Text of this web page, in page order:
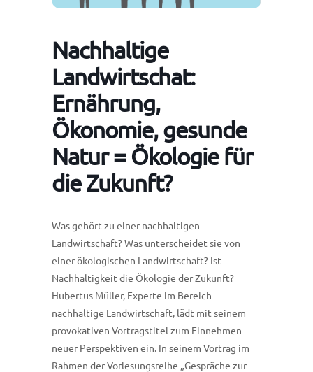
Nachhaltige
Landwirtschat:
Ernährung,
Ökonomie, gesunde
Natur = Ökologie für
die Zukunft?
Was gehört zu einer nachhaltigen
Landwirtschaft? Was unterscheidet sie von
einer ökologischen Landwirtschaft? Ist
Nachhaltigkeit die Ökologie der Zukunft?
Hubertus Müller, Experte im Bereich
nachhaltige Landwirtschaft, lädt mit seinem
provokativen Vortragstitel zum Einnehmen
neuer Perspektiven ein. In seinem Vortrag im
Rahmen der Vorlesungsreihe „Gespräche zur